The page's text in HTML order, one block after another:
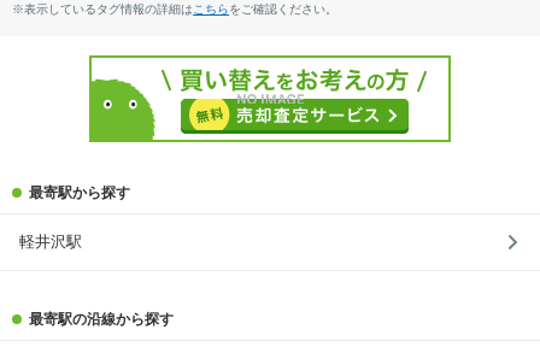
※表示しているタグ情報の詳細は こちらをご確認ください。
最寄駅から探す
軽井沢駅
最寄駅の沿線から探す